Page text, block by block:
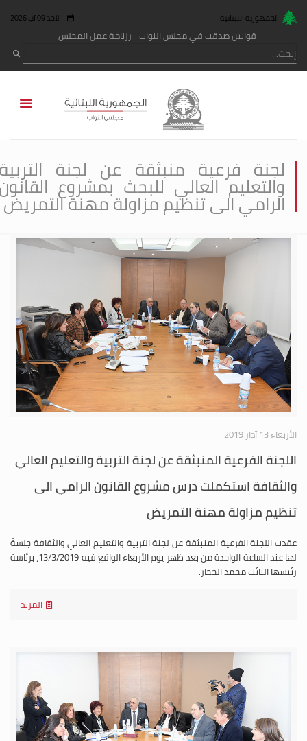
الجمهورية اللبنانية الأحد 09 آب 2026
قوانين صدقت في مجلس النواب رزنامة عمل المجلس
لجنة فرعية منبثقة عن لجنة
والتعليم العالي للبحث بمشروع
الرامي الى تنظيم مزاولة مهنة التمريض
الأربعاء 13 آذار 2019
اللجنة الفرعية المنبثقة عن لجنة التربية والتعليم العالي
والثقافة استكملت درس مشروع القانون الرامي الى
تنظيم مزاولة مهنة التمريض
عقدت اللجنة الفرعية المنبثقة عن لجنة التربية والتعليم العالي والثقافة جلسةً
لها عند الساعة الواحدة من بعد ظهر يوم الأربعاء الواقع فيه 13/3/2019، برئاسة
رئيسها النائب محمد الحجار.
المزيد